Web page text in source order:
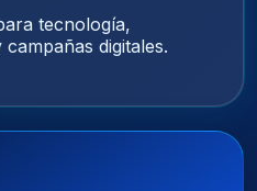
tecnología,
digitales.